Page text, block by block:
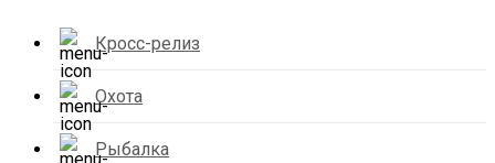
Кросс-релиз
Охота
Рыбалка